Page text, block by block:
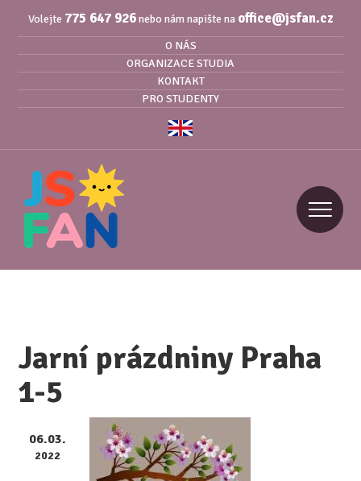
Volejte 775 647 926nebo nám napište na office@jsfan.cz
O NÁS
ORGANIZACE STUDIA
KONTAKT
PRO STUDENTY
Jarní prázdniny Praha
1-5
06.03.
2022